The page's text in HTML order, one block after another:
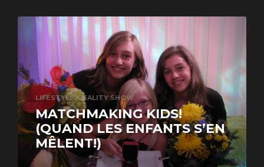
LIFESTYLE, REALITY SHOW
MATCHMAKING KIDS!
(QUAND LES ENFANTS S’EN
MÊLENT!)